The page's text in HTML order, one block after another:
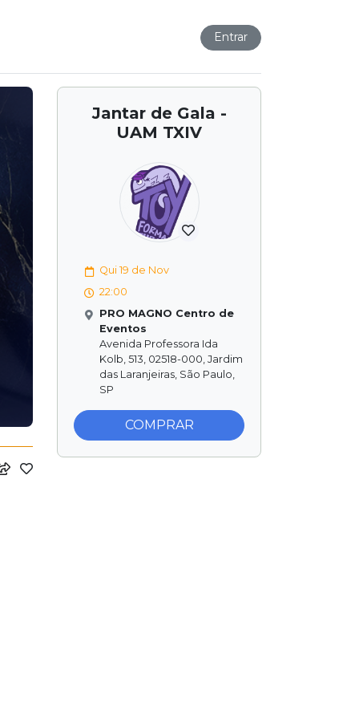
Entrar
Jantar de Gala -
UAM TXIV
Qui 19 de Nov
22:00
PRO MAGNO Centro de
Eventos
Avenida Professora Ida
Kolb, 513, 02518-000, Jardim
das Laranjeiras, São Paulo,
SP
COMPRAR